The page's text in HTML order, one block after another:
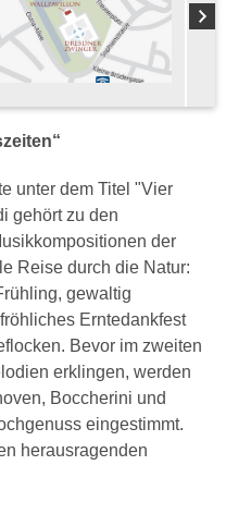
unter dem Titel "Vier
gehört zu den
der
Reise durch die Natur:
gewaltig
Erntedankfest
Bevor im zweiten
erklingen, werden
Boccherini und
eingestimmt.
herausragenden